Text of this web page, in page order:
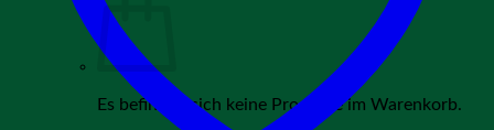
Es befinden sich keine Produkte im Warenkorb.